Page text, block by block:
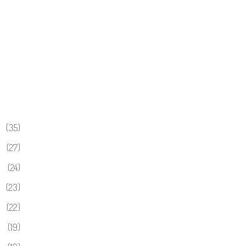
(35)
(27)
(24)
(23)
(22)
(19)